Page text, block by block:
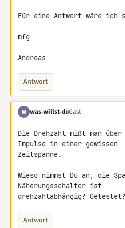
Für eine Antwort wäre ich
mfg
Andreas
Antwort
W was-willst-duGast
Die Drehzahl mißt man
Impulse in einer gewissen
Zeitspanne.
Wieso nimmst Du an, die
Näherungsschalter ist
drehzahlabhängig? Getestet?
Antwort